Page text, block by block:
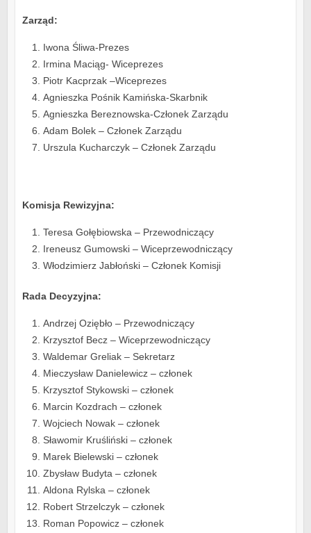
Zarząd:
Iwona Śliwa-Prezes
Irmina Maciąg- Wiceprezes
Piotr Kacprzak –Wiceprezes
Agnieszka Pośnik Kamińska-Skarbnik
Agnieszka Bereznowska-Członek Zarządu
Adam Bolek – Członek Zarządu
Urszula Kucharczyk – Członek Zarządu
Komisja Rewizyjna:
Teresa Gołębiowska – Przewodniczący
Ireneusz Gumowski – Wiceprzewodniczący
Włodzimierz Jabłoński – Członek Komisji
Rada Decyzyjna:
Andrzej Oziębło – Przewodniczący
Krzysztof Becz – Wiceprzewodniczący
Waldemar Greliak – Sekretarz
Mieczysław Danielewicz – członek
Krzysztof Stykowski – członek
Marcin Kozdrach – członek
Wojciech Nowak – członek
Sławomir Kruśliński – członek
Marek Bielewski – członek
Zbysław Budyta – członek
Aldona Rylska – członek
Robert Strzelczyk – członek
Roman Popowicz – członek